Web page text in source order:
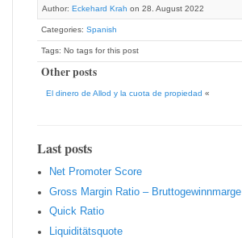
Author: Eckehard Krah on 28. August 2022
Categories: Spanish
Tags: No tags for this post
Other posts
El dinero de Allod y la cuota de propiedad «
Last posts
Net Promoter Score
Gro ss Margin Ratio – Bruttogewinnmarge
Quic k Ratio
Liquiditätsquote